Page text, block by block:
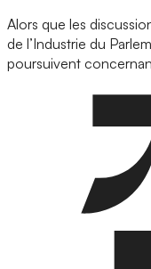
Alors que les
de l’Industrie du
poursuivent